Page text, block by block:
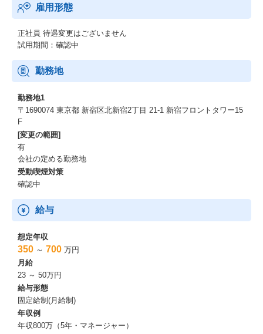
雇用形態
正社員 待遇変更はございません
試用期間：確認中
勤務地
勤務地1
〒1690074 東京都 新宿区北新宿2丁目 21-1 新宿フロントタワー15
F
[変更の範囲]
有
会社の定める勤務地
受動喫煙対策
確認中
給与
想定年収
350 ～ 700 万円
月給
23 ～ 50万円
給与形態
固定給制(月給制)
年収例
年収800万（5年・マネージャー）